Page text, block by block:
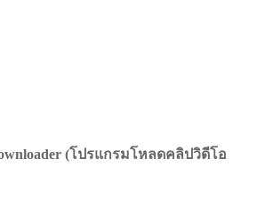
(โปรแกรมโหลดคลิปวิดีโอ